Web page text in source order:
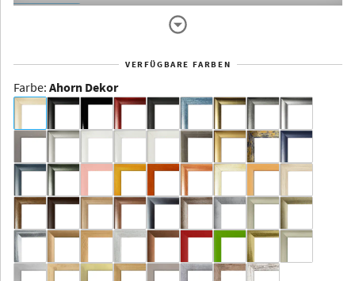
Dakota -
Rahmenloser
Aluminium
VERFÜGBARE FARBEN
Farbe: Ahorn Dekor